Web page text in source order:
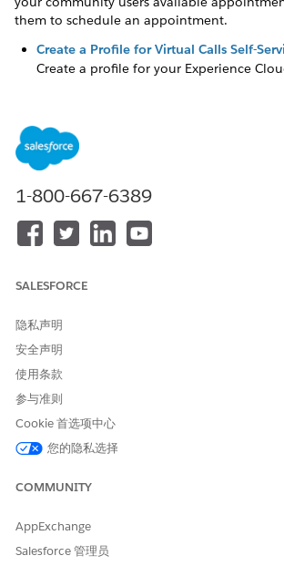
them to schedule an appointment.
Create a Profile for Virtual Calls Self-
Create a profile for your Experience
请与我们共享您的想法，以便我们进
1-800-667-6389
SALESFORCE
隐私声明
安全声明
使用条款
参与准则
Cookie 首选项中心
您的隐私选择
COMMUNITY
AppExchange
Salesforce 管理员